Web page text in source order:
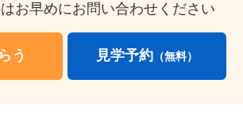
お早めにお問い合わせください
う 見学予約 （無料）